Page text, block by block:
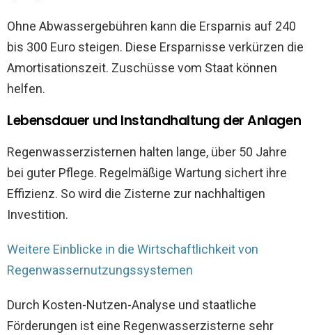
Ohne Abwassergebühren kann die Ersparnis auf 240
bis 300 Euro steigen. Diese Ersparnisse verkürzen die
Amortisationszeit. Zuschüsse vom Staat können
helfen.
Lebensdauer und Instandhaltung der Anlagen
Regenwasserzisternen halten lange, über 50 Jahre
bei guter Pflege. Regelmäßige Wartung sichert ihre
Effizienz. So wird die Zisterne zur nachhaltigen
Investition.
Weitere Einblicke in die Wirtschaftlichkeit von
Regenwassernutzungssystemen
Durch Kosten-Nutzen-Analyse und staatliche
Förderungen ist eine Regenwasserzisterne sehr